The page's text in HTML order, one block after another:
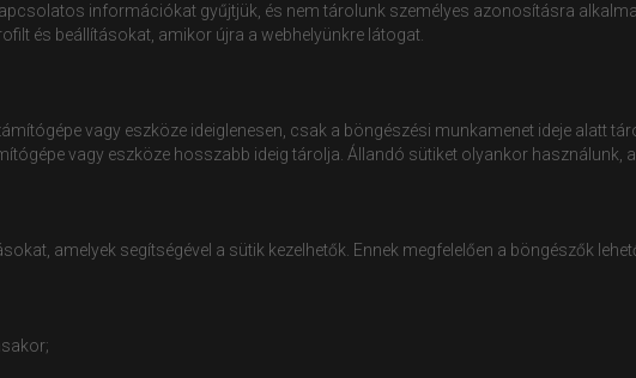
információkat gyűjtjük, és nem tárolunk személyes azonosításra
és beállításokat, amikor újra a webhelyünkre látogat.
vagy eszköze ideiglenesen, csak a böngészési munkamenet ideje alatt
vagy eszköze hosszabb ideig tárolja. Állandó sütiket olyankor
amelyek segítségével a sütik kezelhetők. Ennek megfelelően a böngészők